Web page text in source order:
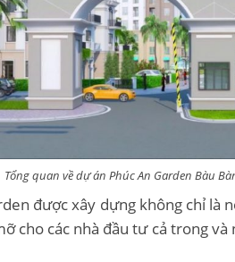
Tổng quan về dự án Phúc An Garden Bàu
được xây dựng không chỉ là
cho các nhà đầu tư cả trong